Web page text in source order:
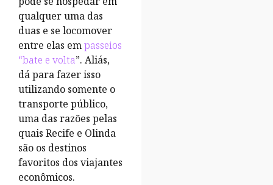
qualquer uma das
duas e se locomover
entre elas empasseios
“bate e volta”. Aliás,
dá para fazer isso
utilizando somente o
transporte público,
uma das razões pelas
quais Recife e Olinda
são os destinos
favoritos dos viajantes
econômicos.